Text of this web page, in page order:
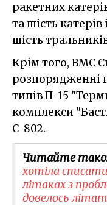
ракетних
та шість
шість
Крім того, ВМС
розпорядженні
типів П-15
комплекси
C-802.
Читайте
хотіла
літаках з
довелось